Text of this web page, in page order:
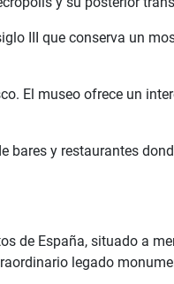
III que conserva un
El museo ofrece un
bares y restaurantes
de España, situado a
legado